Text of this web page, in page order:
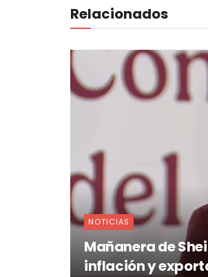
Relacionados
NOTICIAS
Mañanera de
inflación y